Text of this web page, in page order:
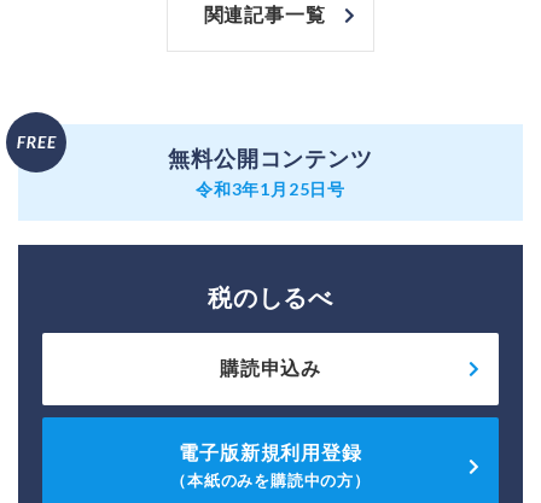
関連記事一覧
無料公開コンテンツ
令和3年1月25日号
税のしるべ
購読申込み
電子版新規利用登録
（本紙のみを購読中の方）